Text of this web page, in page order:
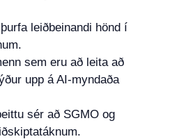
leiðbeinandi hönd í
sem eru að leita að
upp á AI-myndaða
sér að SGMO og